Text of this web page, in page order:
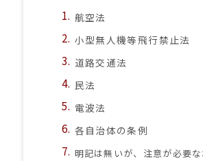
航空法
小型無人機等飛行禁止法
道路交通法
民法
電波法
各自治体の条例
明記は無いが、注意が必要な